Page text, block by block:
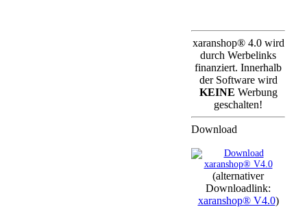
xaranshop® 4.0 wird
durch Werbelinks
finanziert. Innerhalb
der Software wird
KEINE Werbung
geschalten!
Download
(alternativer
Downloadlink:
xaranshop® V4.0)